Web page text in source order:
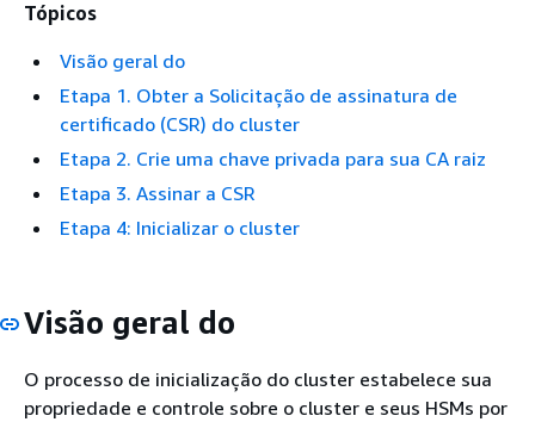
Tópicos
Visão geral do
Etapa 1. Obter a Solicitação de assinatura de
certificado (CSR) do cluster
Etapa 2. Crie uma chave privada para sua CA raiz
Etapa 3. Assinar a CSR
Etapa 4: Inicializar o cluster
Visão geral do
O processo de inicialização do cluster estabelece sua
propriedade e controle sobre o cluster e seus HSMs por